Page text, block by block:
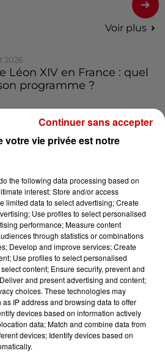
Voir plus
2026
Léon XIV en France : quel
programme ?
2026
2026
solaire : découvrez les
spots d'observation
2026
UNE : professeur
repreneurs pour
et la...
votre vie privée est notre
the following data processing based on
interest: Store and/or access
limited data to select advertising; Create
Use profiles to select personalised
performance; Measure content
through statistics or combinations
Develop and improve services; Create
Use profiles to select personalised
content; Ensure security, prevent and
and present advertising and content;
choices. These technologies may
IP address and browsing data to offer
devices based on information actively
data; Match and combine data from
devices; Identify devices based on
Continuer sans accepter